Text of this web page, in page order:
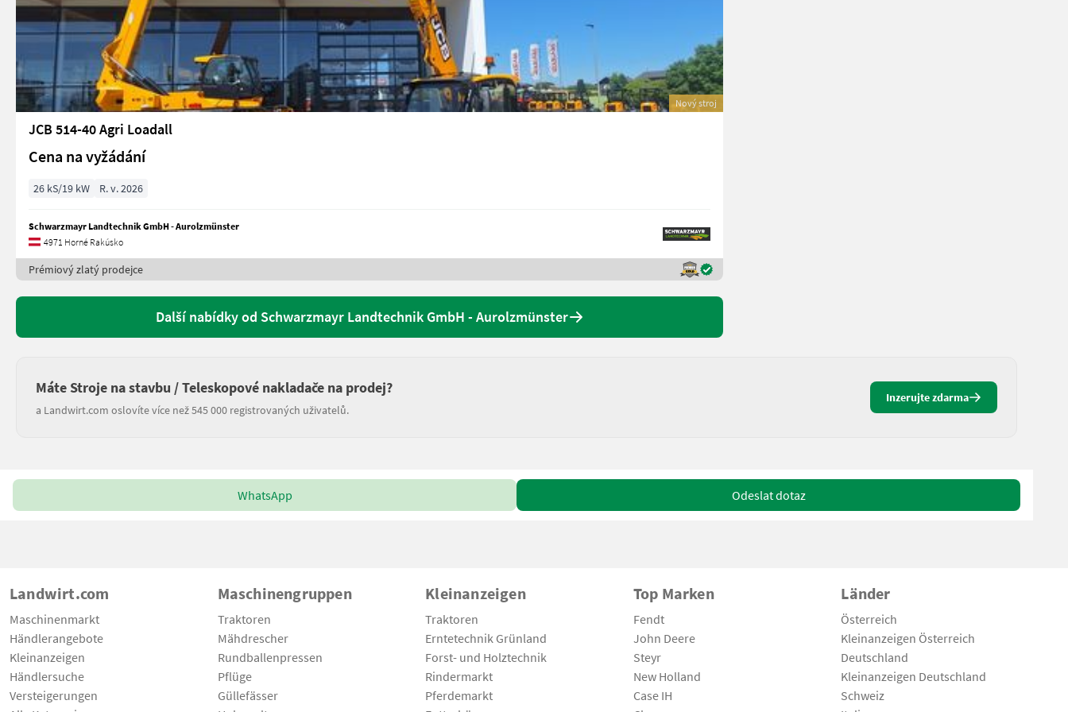
Nový stroj
JCB 514-40 Agri Loadall
Cena na vyžádání
26 kS/19 kW R. v. 2026
Schwarzmayr Landtechnik GmbH - Aurolzmünster
4971 Horné Rakúsko
Prémiový zlatý prodejce
Další nabídky od Schwarzmayr Landtechnik GmbH - Aurolzmünster
Máte Stroje na stavbu / Teleskopové nakladače na prodej?
a Landwirt.com oslovíte více než 545 000 registrovaných uživatelů.
Inzerujte zdarma
WhatsApp Odeslat dotaz
Landwirt.com
Maschinenmarkt
Händlerangebote
Kleinanzeigen
Händlersuche
Versteigerungen
Maschinengruppen
Traktoren
Mähdrescher
Rundballenpressen
Pflüge
Güllefässer
Kleinanzeigen
Traktoren
Erntetechnik Grünland
Forst- und Holztechnik
Rindermarkt
Pferdemarkt
Top Marken
Fendt
John Deere
Steyr
New Holland
Case IH
Länder
Österreich
Kleinanzeigen Österreich
Deutschland
Kleinanzeigen Deutschland
Schweiz